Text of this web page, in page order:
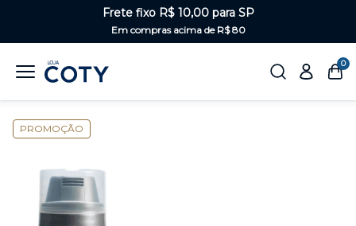
Frete fixo R$ 10,00 para SP
Em compras acima de R$ 80
0
PROMOÇÃO